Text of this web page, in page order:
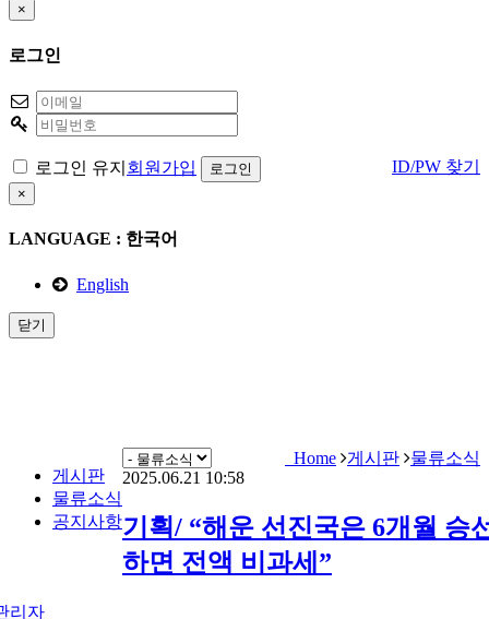
×
로그인
로그인 유지 ID/PW 찾기
회원가입
×
LANGUAGE : 한국어
English
닫기
게시판
물류소식
공지사항
Home 게시판
물류소식
2025.06.21 10:58
기획/ “해운 선진국은 6개월 승
하면 전액 비과세”
리자